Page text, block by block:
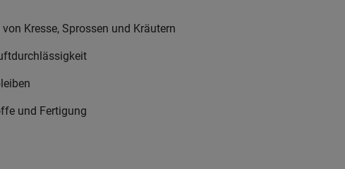
Kresse, Sprossen und Kräutern
und Fertigung